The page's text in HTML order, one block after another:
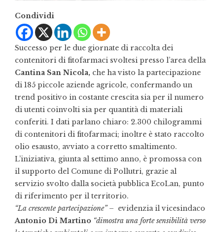
Condividi
Successo per le due giornate di raccolta dei
contenitori di fitofarmaci svoltesi presso l’area della
Cantina San Nicola, che ha visto la partecipazione
di 185 piccole aziende agricole, confermando un
trend positivo in costante crescita sia per il numero
di utenti coinvolti sia per quantità di materiali
conferiti. I dati parlano chiaro: 2.300 chilogrammi
di contenitori di fitofarmaci; inoltre è stato raccolto
olio esausto, avviato a corretto smaltimento.
L’iniziativa, giunta al settimo anno, è promossa con
il supporto del Comune di Pollutri, grazie al
servizio svolto dalla società pubblica EcoLan, punto
di riferimento per il territorio.
“La crescente partecipazione” – evidenzia il vicesindaco
Antonio Di Martino “dimostra una forte sensibilità verso